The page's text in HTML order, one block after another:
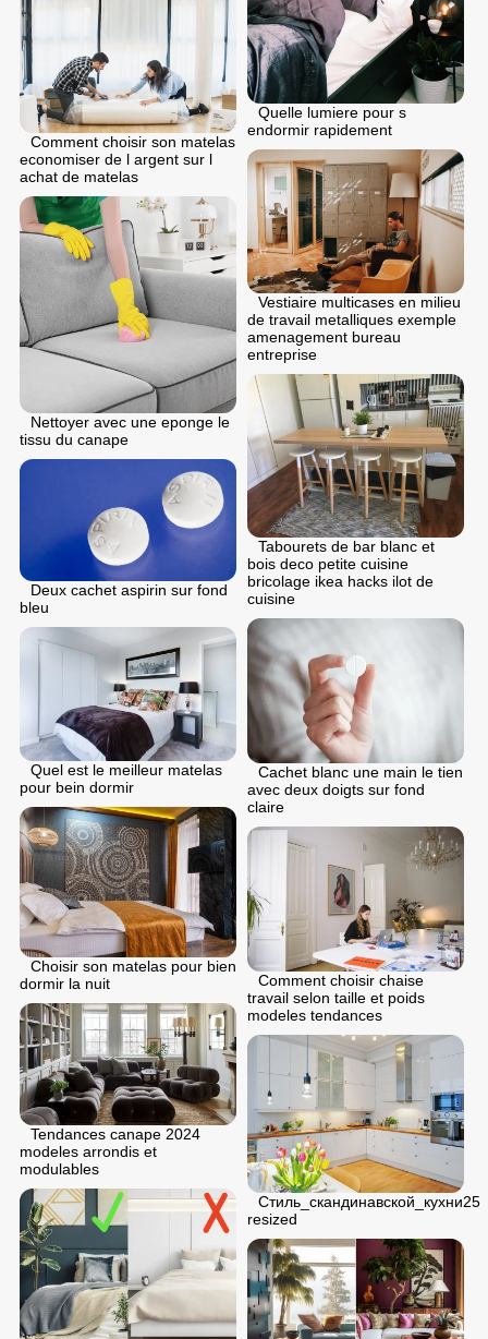
Quelle lumiere pour s
endormir rapidement
Comment choisir son matelas
economiser de l argent sur l
achat de matelas
Vestiaire multicases en milieu
de travail metalliques exemple
amenagement bureau
entreprise
Nettoyer avec une eponge le
tissu du canape
Tabourets de bar blanc et
bois deco petite cuisine
bricolage ikea hacks ilot de
cuisine
Deux cachet aspirin sur fond
bleu
Cachet blanc une main le tien
avec deux doigts sur fond
claire
Quel est le meilleur matelas
pour bein dormir
Choisir son matelas pour bien
dormir la nuit
Comment choisir chaise
travail selon taille et poids
modeles tendances
Tendances canape 2024
modeles arrondis et
modulables
Стиль_скандинавской_кухни25
resized